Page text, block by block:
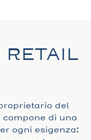
RETAIL
del
compone di una
ogni esigenza: